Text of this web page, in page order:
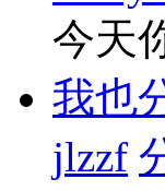
今天
我也
jlzzf